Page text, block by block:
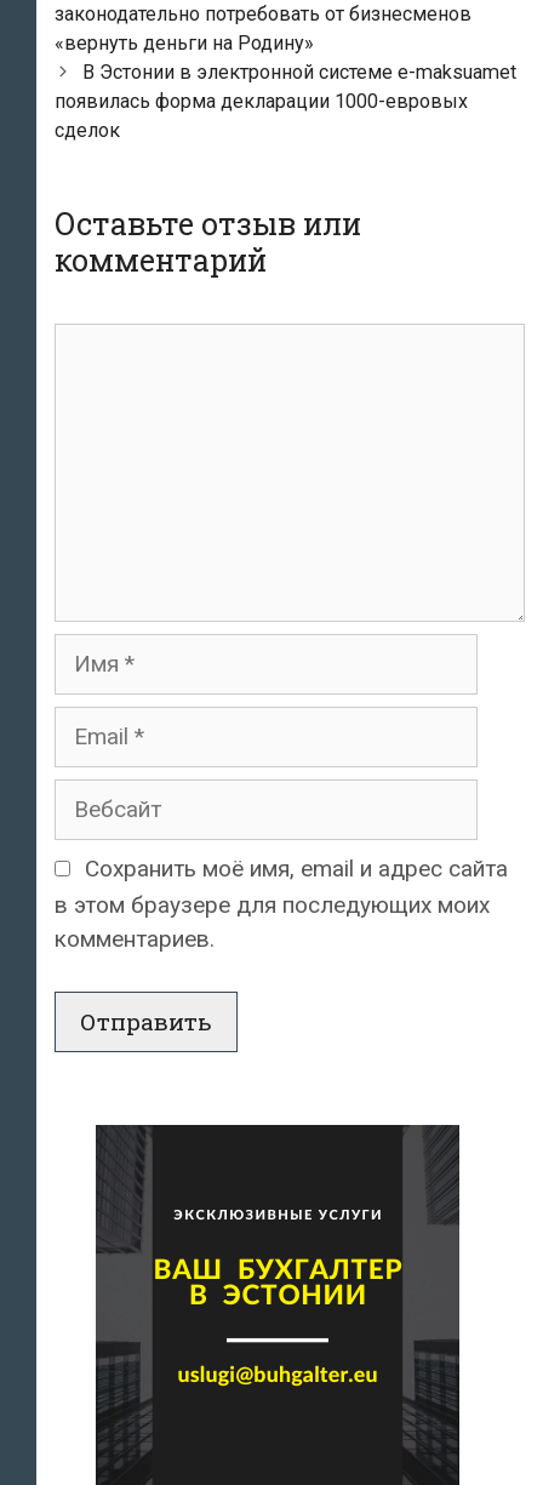
по
записям
законодательно потребовать от бизнесменов
«вернуть деньги на Родину»
В Эстонии в электронной системе е-maksuamet
появилась форма декларации 1000-евровых
сделок
Оставьте отзыв или
комментарий
Имя
Email
Вебсайт
Сохранить моё имя, email и адрес сайта
в этом браузере для последующих моих
комментариев.